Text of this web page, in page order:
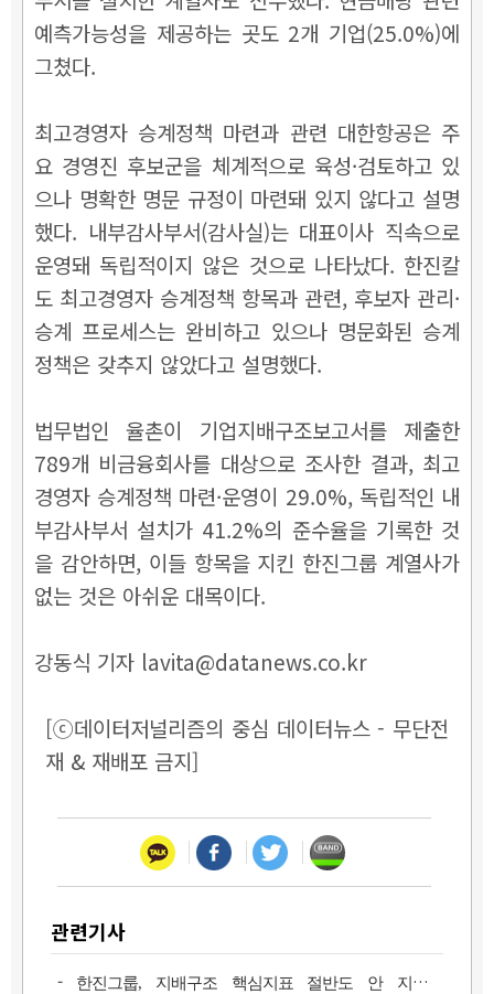
예측가능성을 제공하는 곳도 2개 기업(25.0%)에
그쳤다.
최고경영자 승계정책 마련과 관련 대한항공은 주
요 경영진 후보군을 체계적으로 육성·검토하고 있
으나 명확한 명문 규정이 마련돼 있지 않다고 설명
했다. 내부감사부서(감사실)는 대표이사 직속으로
운영돼 독립적이지 않은 것으로 나타났다. 한진칼
도 최고경영자 승계정책 항목과 관련, 후보자 관리·
승계 프로세스는 완비하고 있으나 명문화된 승계
정책은 갖추지 않았다고 설명했다.
법무법인 율촌이 기업지배구조보고서를 제출한
789개 비금융회사를 대상으로 조사한 결과, 최고
경영자 승계정책 마련·운영이 29.0%, 독립적인 내
부감사부서 설치가 41.2%의 준수율을 기록한 것
을 감안하면, 이들 항목을 지킨 한진그룹 계열사가
없는 것은 아쉬운 대목이다.
강동식 기자 lavita@datanews.co.kr
[ⓒ데이터저널리즘의 중심 데이터뉴스 - 무단전
재 & 재배포 금지]
관련기사
- 한진그룹, 지배구조 핵심지표 절반도 안 지켰다